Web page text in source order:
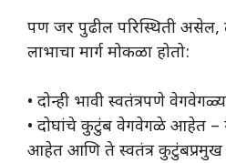
पण जर पुढील परिस्थिती असेल,
लाभाचा मार्ग मोकळा होतो:
• दोन्ही भावी स्वतंत्रपणे
• दोघांचे कुटुंब वेगवेगळे आहेत –
आहेत आणि ते स्वतंत्र